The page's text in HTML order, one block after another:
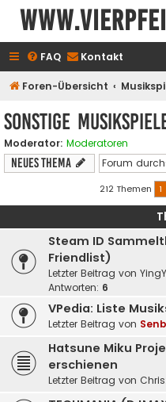
FAQ Kontakt
Foren-Übersicht
Sonstige
Moderator: Moderatoren
Neues Thema
212 Themen 1
Steam ID
Friendlist)
Letzter Beitrag von
Antworten: 6
VPedia: Liste
Letzter Beitrag von
Hatsune Miku
erschienen
Letzter Beitrag von